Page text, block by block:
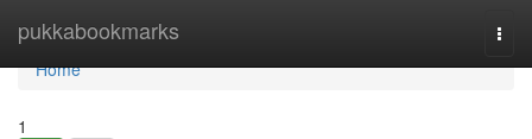
pukkabookmarks
Home
Home
1